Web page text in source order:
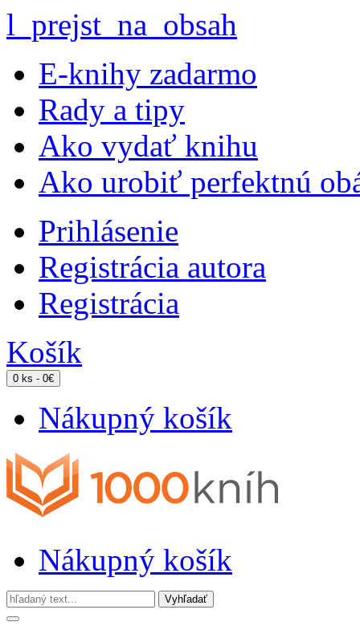
l_prejst_na_obsah
E-knihy zadarmo
Rady a tipy
Ako vydať knihu
Ako urobiť perfektnú
Prihlásenie
Registrácia autora
Registrácia
Košík
0 ks - 0€
Nákupný košík
Nákupný košík